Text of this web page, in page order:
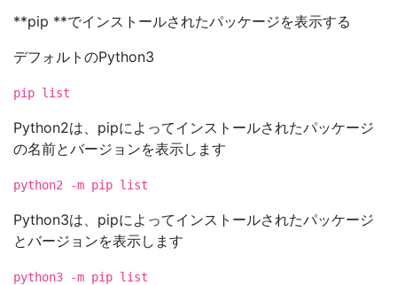
**pip **でインストールされたパッケージを表示する
デフォルトのPython3
pip list
Python2は、pipによってインストールされたパッケージ
の名前とバージョンを表示します
python2 -m pip list
Python3は、pipによってインストールされたパッケージ
とバージョンを表示します
python3 -m pip list